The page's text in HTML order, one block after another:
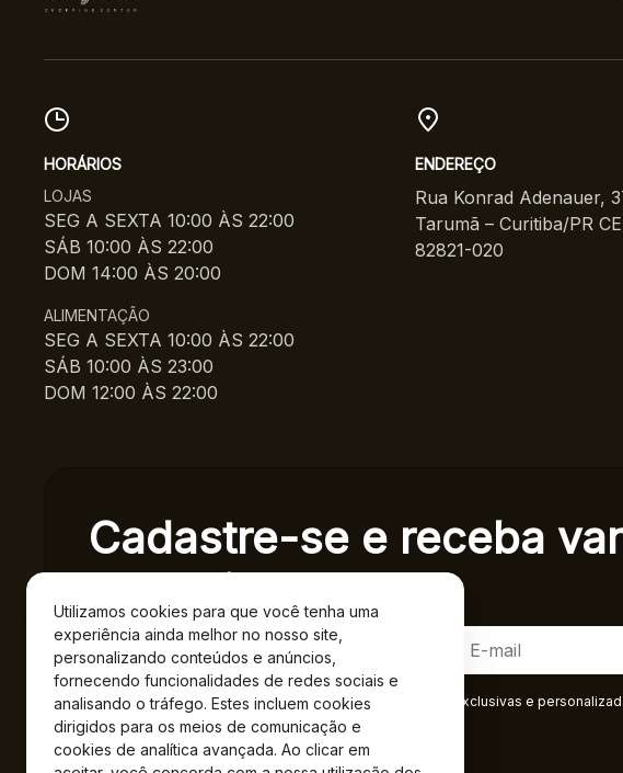
Utilizamos cookies para que você tenha uma
experiência ainda melhor no nosso site,
personalizando conteúdos e anúncios,
fornecendo funcionalidades de redes sociais e
analisando o tráfego. Estes incluem cookies
dirigidos para os meios de comunicação e
cookies de analítica avançada. Ao clicar em
HORÁRIOS
LOJAS
SEG A SEXTA 10:00 ÀS 22:00
SÁB 10:00 ÀS 22:00
DOM 14:00 ÀS 20:00
ALIMENTAÇÃO
SEG A SEXTA 10:00 ÀS 22:00
SÁB 10:00 ÀS 23:00
DOM 12:00 ÀS 22:00
ENDEREÇO
Rua Konrad Adenauer,
Tarumã – Curitiba/PR
82821-020
Cadastre-se e receba
exclusivas.
Ao se cadastrar você confirma em receber informações exclusivas e
Privacidade.*